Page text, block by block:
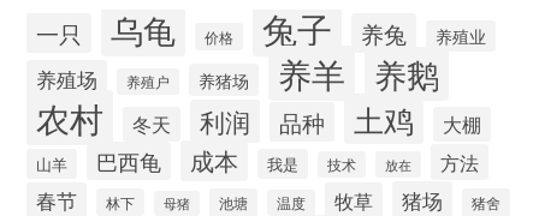
一只 乌龟 价格 兔子 养兔 养殖业
养殖场 养殖户 养猪场 养羊 养鹅
农村 冬天 利润 品种 土鸡 大棚
山羊 巴西龟 成本 我是 技术 放在
方法
春节
林下 母猪 池塘 温度 牧草 猪场 猪舍